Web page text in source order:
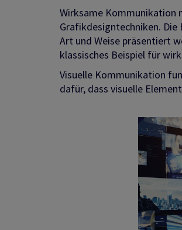
Wirksame Kommunikation
Grafikdesigntechniken.
Art und Weise präsentiert
klassisches Beispiel für
Visuelle Kommunikation
dafür, dass visuelle